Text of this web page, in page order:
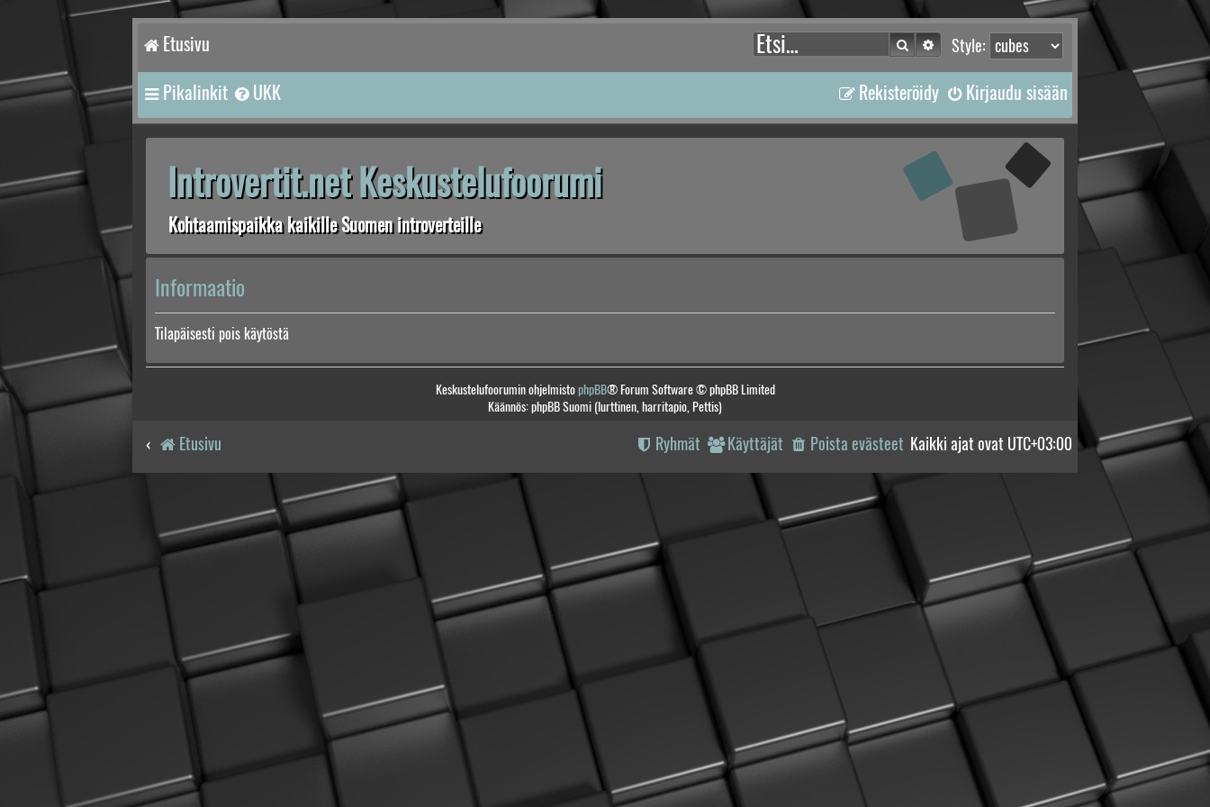
Etusivu Style:
Etsi Tarkennettu haku
Pikalinkit UKK Kirjaudu sisään
Rekisteröidy
Introvertit.net Keskustelufoorumi
Kohtaamispaikka kaikille Suomen introverteille
Informaatio
Tilapäisesti pois käytöstä
Keskustelufoorumin ohjelmistophpBB® Forum Software © phpBB Limited
Käännös: phpBB Suomi (lurttinen, harritapio, Pettis)
Etusivu Kaikki ajat ovat UTC+03:00
Poista evästeet
Käyttäjät
Ryhmät